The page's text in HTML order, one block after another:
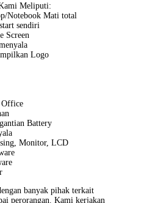
Meliputi:
Notebook Mati total
sendiri
Screen
Logo
Battery
Monitor, LCD
banyak pihak terkait
perorangan. Kami kerjakan